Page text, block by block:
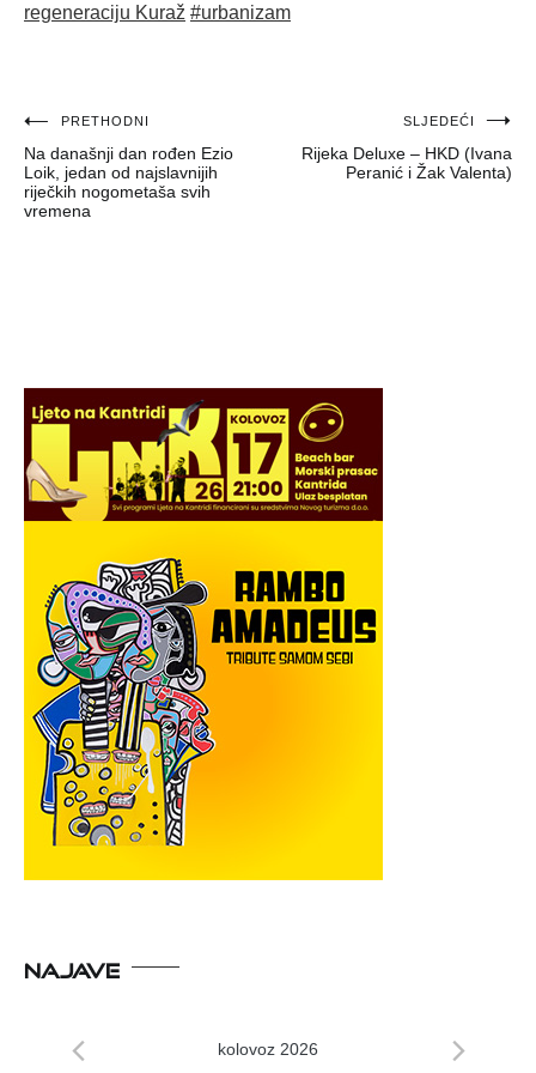
regeneraciju Kuraž #urbanizam
Navigacija
objava
PRETHODNI
Na današnji dan rođen Ezio
Loik, jedan od najslavnijih
riječkih nogometaša svih
vremena
SLJEDEĆI
Rijeka Deluxe – HKD (Ivana
Peranić i Žak Valenta)
NAJAVE
kolovoz 2026